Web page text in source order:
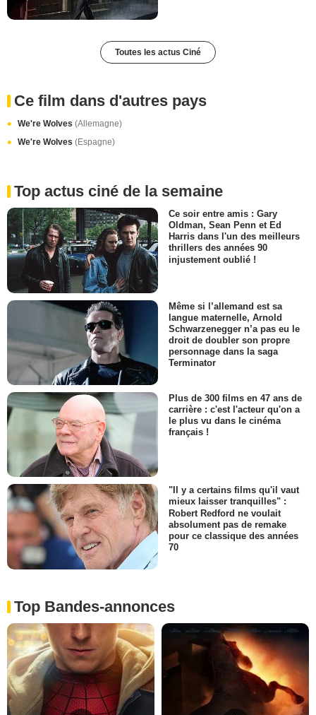
Toutes les actus Ciné
Ce film dans d'autres pays
We're Wolves (Allemagne)
We're Wolves (Espagne)
Top actus ciné de la semaine
Ce soir entre amis : Gary
Oldman, Sean Penn et Ed
Harris dans l'un des meilleurs
thrillers des années 90
injustement oublié !
Même si l’allemand est sa
langue maternelle, Arnold
Schwarzenegger n’a pas eu le
droit de doubler son propre
personnage dans la saga
Terminator
Plus de 300 films en 47 ans de
carrière : c'est l'acteur qu'on a
le plus vu dans le cinéma
français !
"Il y a certains films qu'il vaut
mieux laisser tranquilles" :
Robert Redford ne voulait
absolument pas de remake
pour ce classique des années
70
Top Bandes-annonces